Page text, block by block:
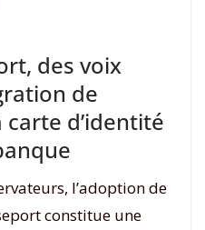
des voix
de
carte d’identité
l’adoption de
constitue une